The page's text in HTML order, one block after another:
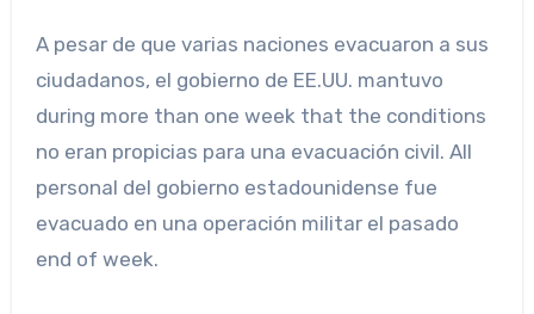
A pesar de que varias naciones evacuaron a sus
ciudadanos, el gobierno de EE.UU. mantuvo
during more than one week that the conditions
no eran propicias para una evacuación civil. All
personal del gobierno estadounidense fue
evacuado en una operación militar el pasado
end of week.